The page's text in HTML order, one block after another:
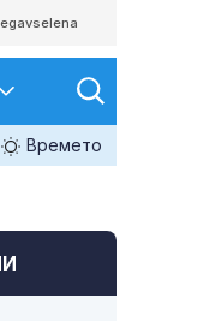
Времето